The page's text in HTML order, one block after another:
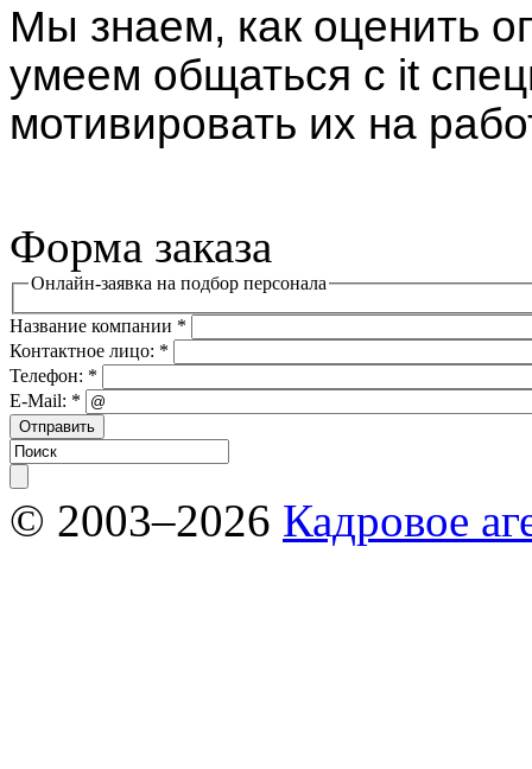
Мы знаем, как оценить
умеем общаться с it
мотивировать их на
Форма заказа
Онлайн-заявка на подбор персонала
Название компании *
Контактное лицо: *
Телефон: *
E-Mail: *
© 2003–2026 Кадровое